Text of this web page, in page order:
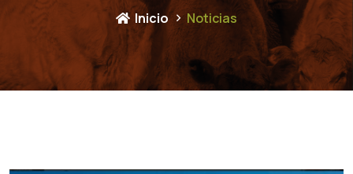
Inicio Noticias